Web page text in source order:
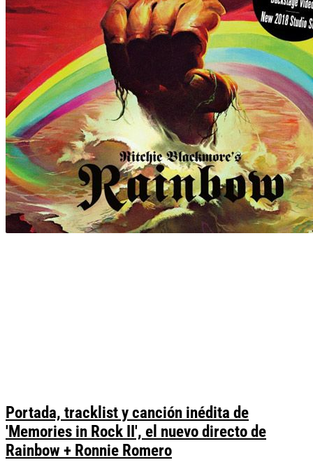
Portada, tracklist y canción inédita de
'Memories in Rock II', el nuevo directo de
Rainbow + Ronnie Romero